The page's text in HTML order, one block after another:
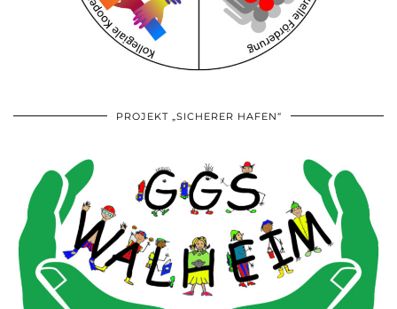
PROJEKT „SICHERER HAFEN“